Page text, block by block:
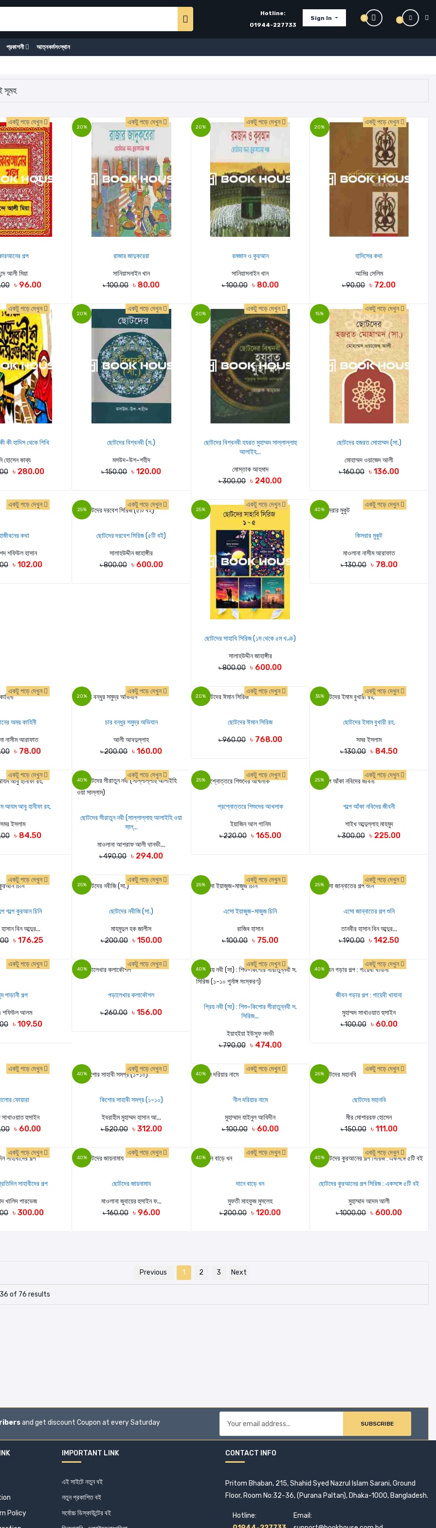
Hotline:
01944-227733
Sign In 0 0
প্রকাশনী আত্নকর্মসংস্থান
সূমহ
একটু পড়ে দেখুন
গল্প
আলী মিয়া
৳ 96.00
20%
একটু পড়ে দেখুন
রাজার জাদুকরেরা
সানিয়াসনাইন খান
৳ 100.00 ৳ 80.00
20%
একটু পড়ে দেখুন
রমজান ও কুরআন
সানিয়াসনাইন খান
৳ 100.00 ৳ 80.00
20%
একটু পড়ে দেখুন
হাদিসের কথা
আমির সেলিম
৳ 90.00 ৳ 72.00
একটু পড়ে দেখুন
কী হাদিস থেকে শিখি
হোসেন কাব্য
৳ 280.00
20%
একটু পড়ে দেখুন
ছোটদের বিশ্বনবী (স.)
মসউদ-উশ-শহীদ
৳ 150.00 ৳ 120.00
20%
একটু পড়ে দেখুন
ছোটদের বিশ্বনবী হযরত মুহাম্মদ সাল্লাল্লাহু
আলাইহ...
মোস্তাক আহমাদ
৳ 300.00 ৳ 240.00
15%
একটু পড়ে দেখুন
ছোটদের হজরত মোহাম্মদ (সা.)
মোহাম্মদ ওয়াজেদ আলী
৳ 160.00 ৳ 136.00
একটু পড়ে দেখুন
কথা
শফিউল হাসান
৳ 102.00
25%
একটু পড়ে দেখুন
ছোটদের দরবেশ সিরিজ (৫টি বই)
সালাহউদ্দীন জাহাঙ্গীর
৳ 800.00 ৳ 600.00
25%
একটু পড়ে দেখুন
ছোটদের সাহাবি সিরিজ (১ম থেকে ৫ম খণ্ড)
সালাহউদ্দীন জাহাঙ্গীর
৳ 800.00 ৳ 600.00
40%
একটু পড়ে দেখুন
কিসরার মুকুট
মাওলানা নাসীম আরাফাত
৳ 130.00 ৳ 78.00
একটু পড়ে দেখুন
অমর কাহিনী
নাসীম আরাফাত
৳ 78.00
20%
একটু পড়ে দেখুন
চার বন্ধুর সমুদ্র অভিযান
আলী আবদুল্লাহ
৳ 200.00 ৳ 160.00
20%
একটু পড়ে দেখুন
ছোটদের ঈমান সিরিজ
৳ 960.00 ৳ 768.00
35%
একটু পড়ে দেখুন
ছোটদের ইমাম বুখারী রহ.
সমর ইসলাম
৳ 130.00 ৳ 84.50
একটু পড়ে দেখুন
আযম আবু হানীফা রহ.
সমর ইসলাম
৳ 84.50
40%
একটু পড়ে দেখুন
ছোটদের সীরাতুন নবী (সাল্লাল্লাহু আলাইহি ওয়া
সাল্...
মাওলানা আশরাফ আলী থানভী...
৳ 490.00 ৳ 294.00
25%
একটু পড়ে দেখুন
প্রশ্নোত্তরে শিশুদের আখলাক
ইয়াজিন আল গানিম
৳ 220.00 ৳ 165.00
25%
একটু পড়ে দেখুন
গল্পে আঁকা নবিদের জীবনী
শাইখ আব্দুল্লাহ মাহমুদ
৳ 300.00 ৳ 225.00
একটু পড়ে দেখুন
গল্পে কুরআন চিনি
হাসান বিন আব্দুর...
৳ 176.25
25%
একটু পড়ে দেখুন
ছোটদের নবীজি ‎(সা.)
মাহমুদুল হক জালীস
৳ 200.00 ৳ 150.00
25%
একটু পড়ে দেখুন
এসো ইয়াজুজ-মাজুজ চিনি
রাজিব হাসান
৳ 100.00 ৳ 75.00
25%
একটু পড়ে দেখুন
এসো জান্নাতের গল্প শুনি
তানবীর হাসান বিন আব্দুর...
৳ 190.00 ৳ 142.50
একটু পড়ে দেখুন
পাড়ানী গল্প
শফিউল আলম
৳ 109.50
40%
একটু পড়ে দেখুন
পড়ালেখার কলাকৌশল
৳ 260.00 ৳ 156.00
40%
একটু পড়ে দেখুন
প্রিয় নবী (সা) : শিশু-কিশোর সীরাতুন্নবী স.
সিরিজ...
ইয়াহইয়া ইউসুফ নদভী
৳ 790.00 ৳ 474.00
40%
একটু পড়ে দেখুন
জীবন গড়ার গল্প : গায়েবী খাযানা
মুহাম্মদ সাখাওয়াত হুসাইন
৳ 100.00 ৳ 60.00
একটু পড়ে দেখুন
ফোয়ারা
সাখাওয়াত হুসাইন
৳ 60.00
40%
একটু পড়ে দেখুন
কিশোর সাহাবী সমগ্র (১-১০)
ইবরাহীম মুহাম্মদ হাসান আ...
৳ 520.00 ৳ 312.00
40%
একটু পড়ে দেখুন
নীল দরিয়ার নামে
মুহাম্মাদ যাইনুল আবিদীন
৳ 100.00 ৳ 60.00
26%
একটু পড়ে দেখুন
ছোটদের মহানবি
মীর মোশাররফ হোসেন
৳ 150.00 ৳ 111.00
একটু পড়ে দেখুন
সাহাবীদের গল্প
খালিদ পারভেজ
৳ 300.00
40%
একটু পড়ে দেখুন
ছোটদের জায়নামায
মাওলানা জুবায়ের হুসাইন ফ...
৳ 160.00 ৳ 96.00
40%
একটু পড়ে দেখুন
দানে বাড়ে ধন
মুফতী মাহফুজ মুসলেহ
৳ 200.00 ৳ 120.00
40%
একটু পড়ে দেখুন
ছোটদের কুরআনের গল্প সিরিজ : একসঙ্গে ৫টি বই
মুহাম্মাদ আদম আলী
৳ 1000.00 ৳ 600.00
Previous 1 2 3 Next
of 76 results
and get discount Coupon at every Saturday SUBSCRIBE
Policy
IMPORTANT LINK
এই সাইটে নতুন বই
নতুন প্রকাশিত বই
সর্বোচ্চ ডিস্কাউন্টের বই
CONTACT INFO
Pritom Bhaban, 215, Shahid Syed Nazrul Islam Sarani, Ground
Floor, Room No:32-36, (Purana Paltan), Dhaka-1000, Bangladesh.
Hotline:
Email: